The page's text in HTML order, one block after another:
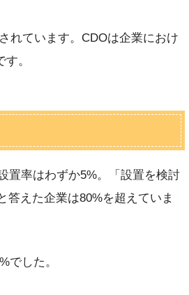
れています。CDOは企業におけ
。
置率はわずか5%。「設置を検討
答えた企業は80%を超えていま
でした。